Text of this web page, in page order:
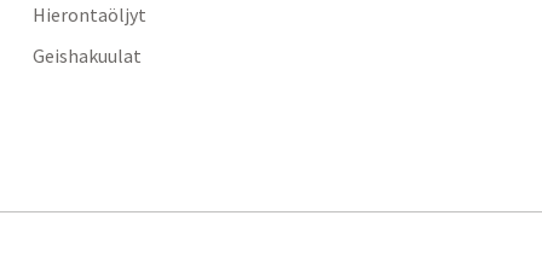
Hierontaöljyt
Geishakuulat